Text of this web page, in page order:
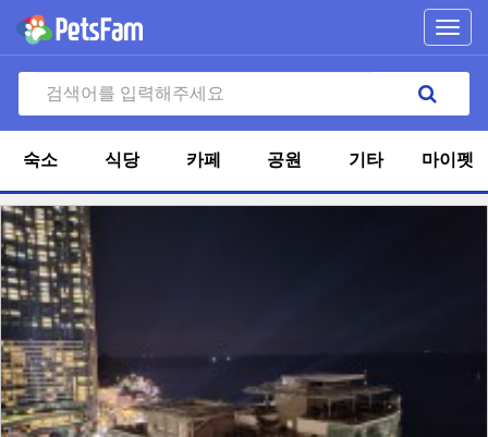
숙소 식당 카페 공원 기타 마이펫